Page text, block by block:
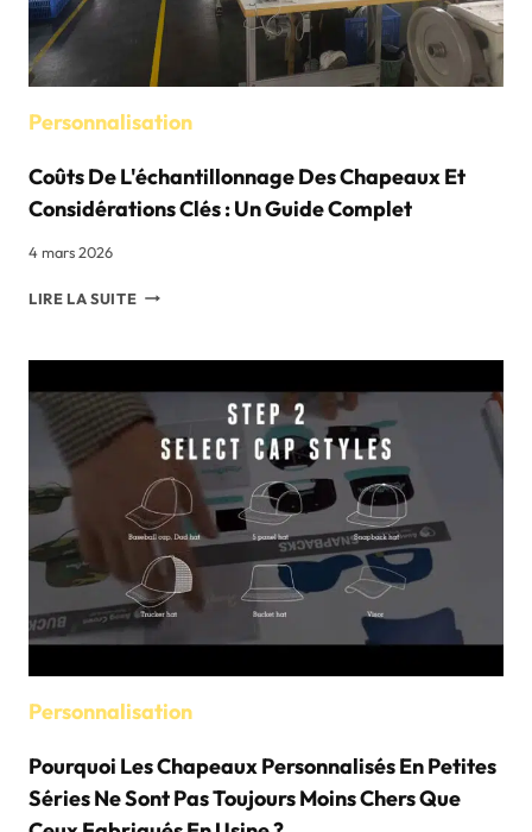
CHAPEAUX
DE
SOLEIL
DE
SÉLECTION
Personnalisation
Coûts De L'échantillonnage Des Chapeaux Et
Considérations Clés : Un Guide Complet
4 mars 2026
LIRE LA SUITECOÛTS
DES
CHAPEAUX
ET
CONSIDÉRATIONS
CLÉS
UN
GUIDE
COMPLET
Personnalisation
Pourquoi Les Chapeaux Personnalisés En Petites
Séries Ne Sont Pas Toujours Moins Chers Que